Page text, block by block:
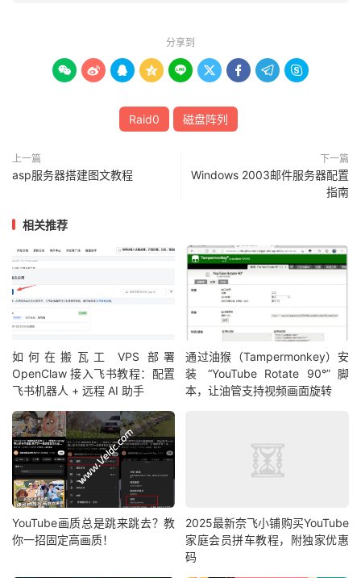
分享到
        
Raid0 磁盘阵列
上一篇
asp服务器搭建图文教程
下一篇
Windows 2003邮件服务器配置
指南
相关推荐
如何在搬瓦工 VPS 部署
OpenClaw 接入飞书教程：配置
飞书机器人 + 远程 AI 助手
通过油猴（Tampermonkey）安
装 “YouTube Rotate 90°” 脚
本，让油管支持视频画面旋转
YouTube画质总是跳来跳去？教
你一招固定高画质！
2025最新奈飞小铺购买YouTube
家庭会员拼车教程，附独家优惠
码